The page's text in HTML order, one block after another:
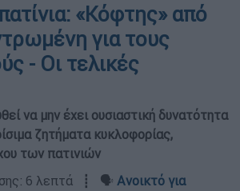
«Κόφτης» από
για τους
- Οι τελικές
να μην έχει ουσιαστική δυνατότητα
ζητήματα κυκλοφορίας,
των πατινιών
6 λεπτά ┋ 🗣️ Ανοικτό για